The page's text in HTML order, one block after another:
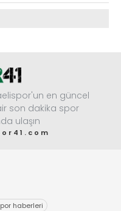
en güncel
son dakika spor
ulaşın
haberleri